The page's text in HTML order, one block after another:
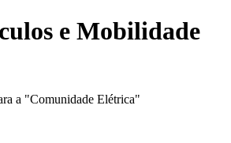
e Mobilidade
a "Comunidade Elétrica"